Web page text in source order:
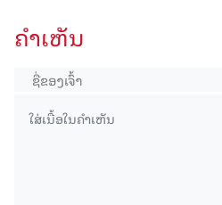
ຄໍາເຫັນ